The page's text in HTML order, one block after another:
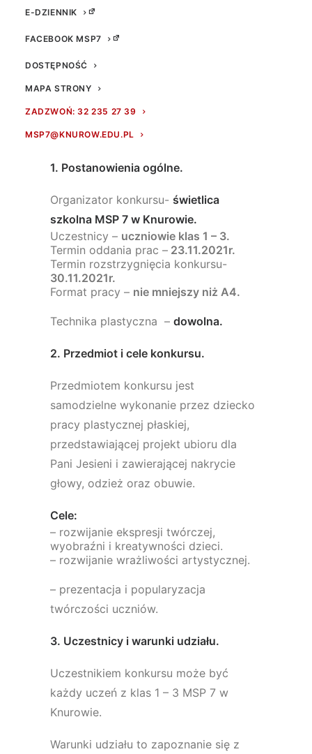
E-DZIENNIK
FACEBOOK MSP7
DOSTĘPNOŚĆ
MAPA STRONY
ZADZWOŃ: 32 235 27 39
MSP7@KNUROW.EDU.PL
Regulamin szkolnego
konkursu plastycznego
“Ubranie dla Pani Jesieni”.
1. Postanowienia ogólne.
Organizator konkursu- świetlica
szkolna MSP 7 w Knurowie.
Uczestnicy – uczniowie klas 1 – 3.
Termin oddania prac – 23.11.2021r.
Termin rozstrzygnięcia konkursu-
30.11.2021r.
Format pracy – nie mniejszy niż A4.
Technika plastyczna – dowolna.
2. Przedmiot i cele konkursu.
Przedmiotem konkursu jest
samodzielne wykonanie przez dziecko
pracy plastycznej płaskiej,
przedstawiającej projekt ubioru dla
Pani Jesieni i zawierającej nakrycie
głowy, odzież oraz obuwie.
Cele:
– rozwijanie ekspresji twórczej,
wyobraźni i kreatywności dzieci.
– rozwijanie wrażliwości artystycznej.
– prezentacja i popularyzacja
twórczości uczniów.
3. Uczestnicy i warunki udziału.
Uczestnikiem konkursu może być
każdy uczeń z klas 1 – 3 MSP 7 w
Knurowie.
Warunki udziału to zapoznanie się z